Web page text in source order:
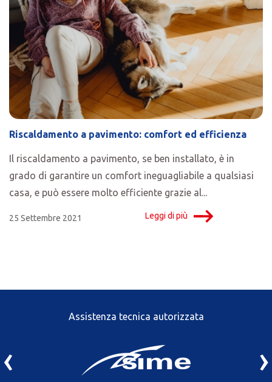
Riscaldamento a pavimento: comfort ed efficienza
Il riscaldamento a pavimento, se ben installato, è in
grado di garantire un comfort ineguagliabile a qualsiasi
casa, e può essere molto efficiente grazie al...
25 Settembre 2021 Leggi di più
Assistenza tecnica autorizzata
‹ ›